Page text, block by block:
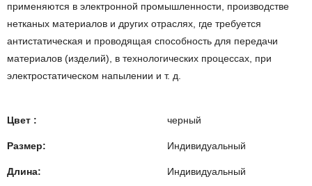
применяются в электронной промышленности, производстве
нетканых материалов и других отраслях, где требуется
антистатическая и проводящая способность для передачи
материалов (изделий), в технологических процессах, при
электростатическом напылении и т. д.
Цвет : черный
Размер: Индивидуальный
Длина: Индивидуальный